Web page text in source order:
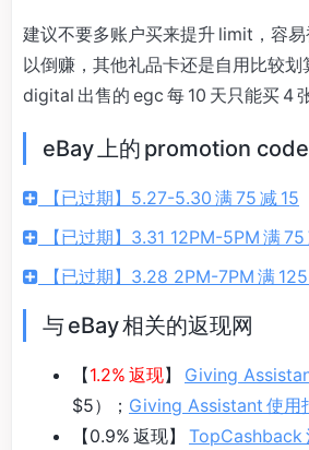
建议不要多账户买来提升 limit，容
以倒赚，其他礼品卡还是自用比较划
digital 出售的 egc 每 10 天只能买 4 张
eBay 上的 promotion code
【已过期】5.27-5.30 满 75 减 15
【已过期】3.31 12PM-5PM 满 75
【已过期】3.28 2PM-7PM 满
与 eBay 相关的返现网
【1.2% 返现】 Giving
$5）； Giving Assistant 使用
【0.9% 返现】 TopCashback